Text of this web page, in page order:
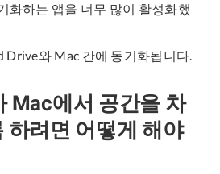
화하는 앱을 너무 많이 활성화했
Drive와 Mac 간에 동기화됩니다.
Mac에서 공간을 차
하려면 어떻게 해야